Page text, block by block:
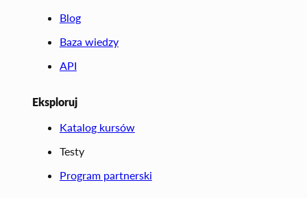
Blog
Baza wiedzy
API
Eksploruj
Katalog kursów
Testy
Program partnerski